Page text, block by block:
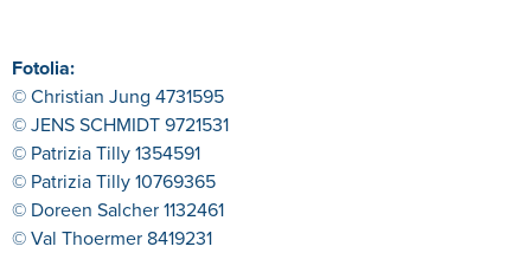
Fotolia:
© Christian Jung 4731595
© JENS SCHMIDT 9721531
© Patrizia Tilly 1354591
© Patrizia Tilly 10769365
© Doreen Salcher 1132461
© Val Thoermer 8419231